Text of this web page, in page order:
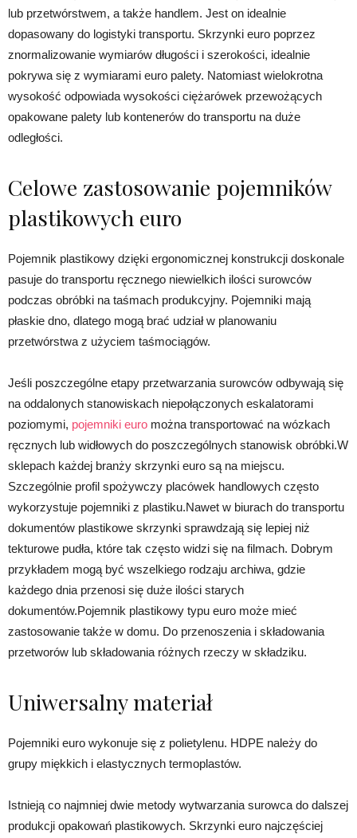
lub przetwórstwem, a także handlem. Jest on idealnie
dopasowany do logistyki transportu. Skrzynki euro poprzez
znormalizowanie wymiarów długości i szerokości, idealnie
pokrywa się z wymiarami euro palety. Natomiast wielokrotna
wysokość odpowiada wysokości ciężarówek przewożących
opakowane palety lub kontenerów do transportu na duże
odległości.
Celowe zastosowanie pojemników
plastikowych euro
Pojemnik plastikowy dzięki ergonomicznej konstrukcji doskonale
pasuje do transportu ręcznego niewielkich ilości surowców
podczas obróbki na taśmach produkcyjny. Pojemniki mają
płaskie dno, dlatego mogą brać udział w planowaniu
przetwórstwa z użyciem taśmociągów.
Jeśli poszczególne etapy przetwarzania surowców odbywają się
na oddalonych stanowiskach niepołączonych eskalatorami
poziomymi, pojemniki euro można transportować na wózkach
ręcznych lub widłowych do poszczególnych stanowisk obróbki.W
sklepach każdej branży skrzynki euro są na miejscu.
Szczególnie profil spożywczy placówek handlowych często
wykorzystuje pojemniki z plastiku.Nawet w biurach do transportu
dokumentów plastikowe skrzynki sprawdzają się lepiej niż
tekturowe pudła, które tak często widzi się na filmach. Dobrym
przykładem mogą być wszelkiego rodzaju archiwa, gdzie
każdego dnia przenosi się duże ilości starych
dokumentów.Pojemnik plastikowy typu euro może mieć
zastosowanie także w domu. Do przenoszenia i składowania
przetworów lub składowania różnych rzeczy w składziku.
Uniwersalny materiał
Pojemniki euro wykonuje się z polietylenu. HDPE należy do
grupy miękkich i elastycznych termoplastów.
Istnieją co najmniej dwie metody wytwarzania surowca do dalszej
produkcji opakowań plastikowych. Skrzynki euro najczęściej